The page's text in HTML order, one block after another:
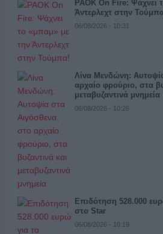
PAOK On Fire: Ψάχνει
Άντερλεχτ στην
06/08/2026 - 10:31
Λίνα Μενδώνη:
αρχαίο φρούριο, στα
μεταβυζαντινά μνημεία
06/08/2026 - 10:26
Επιδότηση 528.000
στο Star
06/08/2026 - 10:19